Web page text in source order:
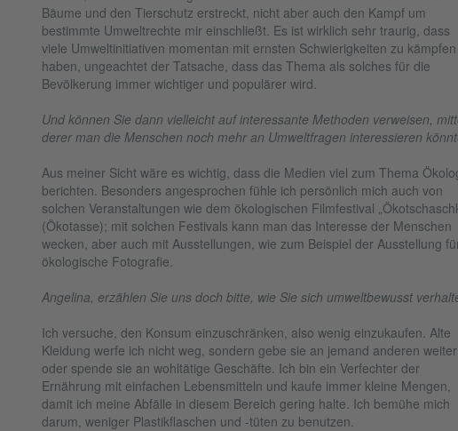
Bäume und den Tierschutz erstreckt, nicht aber auch den Kampf um
bestimmte Umweltrechte mir einschließt. Es ist wirklich sehr traurig, dass
viele Umweltinitiativen momentan mit ernsten Schwierigkeiten zu kämpfen
haben, ungeachtet der Tatsache, dass das Thema als solches für die
Bevölkerung immer wichtiger und populärer wird.
Und können Sie dann vielleicht auf interessante Methoden verweisen,
derer man die Menschen noch mehr an Umweltfragen interessieren
Aus meiner Sicht wäre es wichtig, dass die Medien viel zum Thema
berichten. Besonders angesprochen fühle ich persönlich mich auch von
solchen Veranstaltungen wie dem ökologischen Filmfestival
(Ökotasse); mit solchen Festivals kann man das Interesse der Menschen
wecken, aber auch mit Ausstellungen, wie zum Beispiel der Ausstellung
ökologische Fotografie.
Angelina, erzählen Sie uns doch bitte, wie Sie sich umweltbewusst
Ich versuche, den Konsum einzuschränken, also wenig einzukaufen. Alte
Kleidung werfe ich nicht weg, sondern gebe sie an jemand anderen weiter
oder spende sie an wohltätige Geschäfte. Ich bin ein Verfechter der
Ernährung mit einfachen Lebensmitteln und kaufe immer kleine Mengen,
damit ich meine Abfälle in diesem Bereich gering halte. Ich bemühe mich
darum, weniger Plastikflaschen und -tüten zu benutzen.